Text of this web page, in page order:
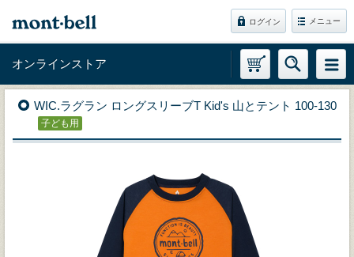
ログイン メニュー
オンラインストア
WIC.ラグラン ロングスリーブT Kid's 山とテント 100-130
子ども用